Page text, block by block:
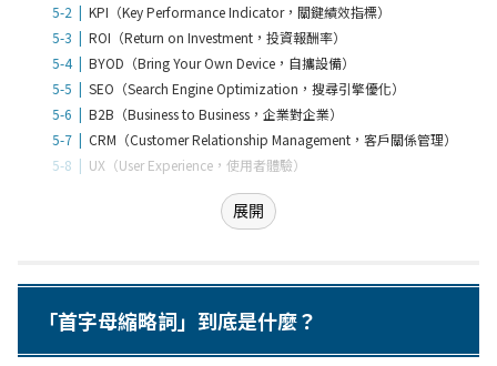
KPI（Key Performance Indicator，關鍵績效指標）
ROI（Return on Investment，投資報酬率）
BYOD（Bring Your Own Device，自攜設備）
SEO（Search Engine Optimization，搜尋引擎優化）
B2B（Business to Business，企業對企業）
CRM（Customer Relationship Management，客戶關係管理）
UX（User Experience，使用者體驗）
展開
「首字母縮略詞」到底是什麼？